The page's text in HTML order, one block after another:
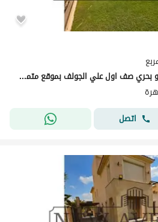
فيلا مستقلة في اب تاون كايرو بحري صف اول علي الجولف بموقع متميز متشطبه بالفرش واكبر مساحه ارض
اتصل